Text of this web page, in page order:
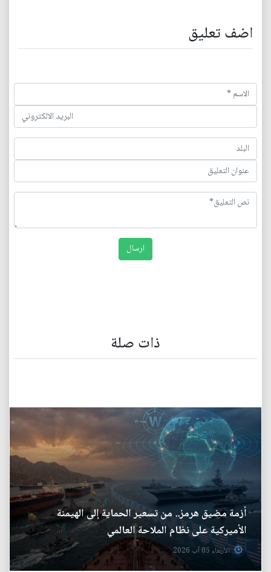
اضف تعليق
ذات صلة
أزمة مضيق هرمز.. من تسعير الحماية إلى الهيمنة
الأميركية على نظام الملاحة العالمي
الأربعاء 05 آب 2026